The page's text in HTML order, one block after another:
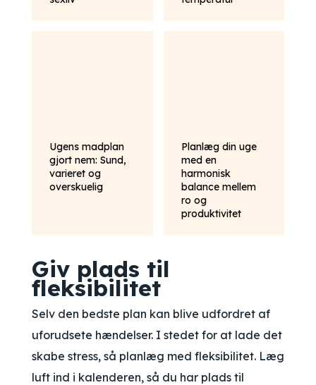
Ugens madplan
gjort nem: Sund,
varieret og
overskuelig
Planlæg din uge
med en
harmonisk
balance mellem
ro og
produktivitet
Giv plads til
fleksibilitet
Selv den bedste plan kan blive udfordret af
uforudsete hændelser. I stedet for at lade det
skabe stress, så planlæg med fleksibilitet. Læg
luft ind i kalenderen, så du har plads til